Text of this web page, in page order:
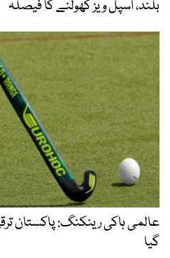
بلند، اسپل ویز کھولنے کا فیصلہ
گیا